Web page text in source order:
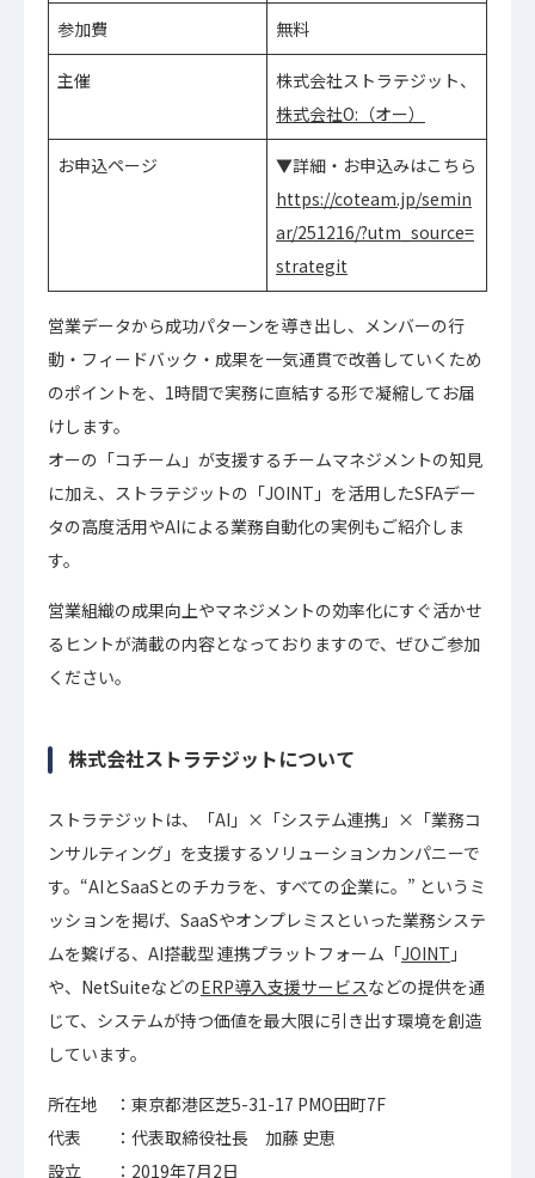
参加費 無料
主催
株式会社ストラテジット、
株式会社O:（オー）
お申込ページ
▼詳細・お申込みはこちら
https://coteam.jp/semin
ar/251216/?utm_source=
strategit
営業データから成功パターンを導き出し、メンバーの行
動・フィードバック・成果を一気通貫で改善していくため
のポイントを、1時間で実務に直結する形で凝縮してお届
けします。
オーの「コチーム」が支援するチームマネジメントの知見
に加え、ストラテジットの「JOINT」を活用したSFAデー
タの高度活用やAIによる業務自動化の実例もご紹介しま
す。
営業組織の成果向上やマネジメントの効率化にすぐ活かせ
るヒントが満載の内容となっておりますので、ぜひご参加
ください。
株式会社ストラテジットについて
ストラテジットは、「AI」×「システム連携」×「業務コ
ンサルティング」を支援するソリューションカンパニーで
す。“AIとSaaSとのチカラを、すべての企業に。” というミ
ッションを掲げ、SaaSやオンプレミスといった業務システ
ムを繋げる、AI搭載型 連携プラットフォーム「JOINT 」
や、NetSuiteなどのERP導入支援サービスなどの提供を通
じて、システムが持つ価値を最大限に引き出す環境を創造
しています。
所在地 ：東京都港区芝5-31-17 PMO田町7F
代表 ：代表取締役社長 加藤 史恵
設立 ：2019年7月2日